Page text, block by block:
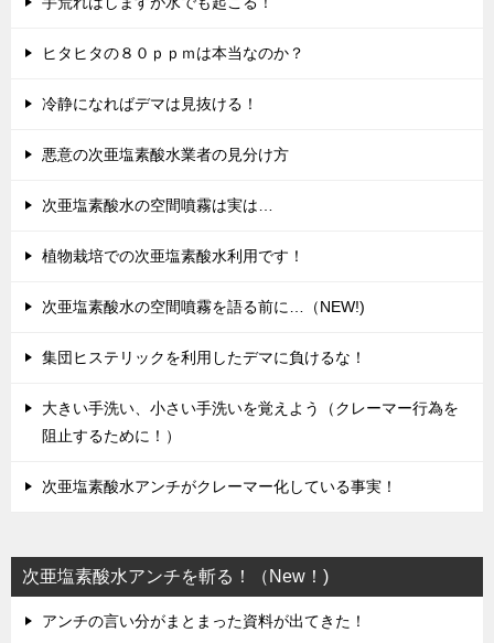
ヒタヒタの８０ｐｐｍは本当なのか？
冷静になればデマは見抜ける！
悪意の次亜塩素酸水業者の見分け方
次亜塩素酸水の空間噴霧は実は…
植物栽培での次亜塩素酸水利用です！
次亜塩素酸水の空間噴霧を語る前に…（NEW!)
集団ヒステリックを利用したデマに負けるな！
大きい手洗い、小さい手洗いを覚えよう（クレーマー行為を
阻止するために！）
次亜塩素酸水アンチがクレーマー化している事実！
次亜塩素酸水アンチを斬る！（New！)
アンチの言い分がまとまった資料が出てきた！